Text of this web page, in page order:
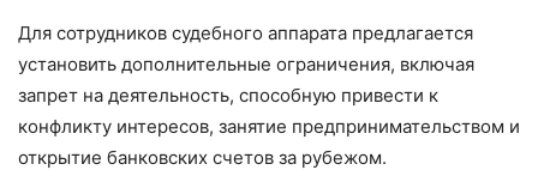
Для сотрудников судебного аппарата предлагается
установить дополнительные ограничения, включая
запрет на деятельность, способную привести к
конфликту интересов, занятие предпринимательством и
открытие банковских счетов за рубежом.